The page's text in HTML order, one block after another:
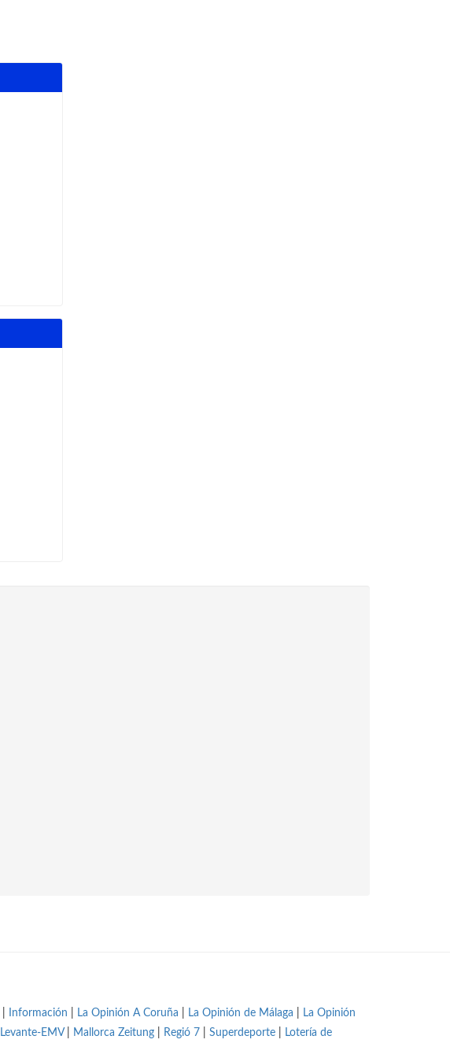
Información La Opinión A Coruña La Opinión de Málaga
La Opinión
Levante-EMV| Mallorca Zeitung Regió 7 Superdeporte
Lotería de